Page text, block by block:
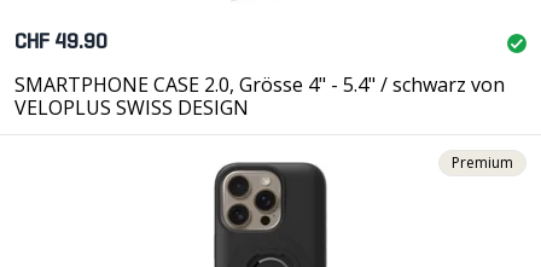
CHF 49.90
SMARTPHONE CASE 2.0, Grösse 4" - 5.4" / schwarz von
VELOPLUS SWISS DESIGN
Premium